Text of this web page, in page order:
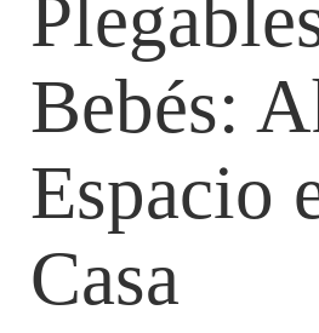
Bebés:
Espacio
Casa